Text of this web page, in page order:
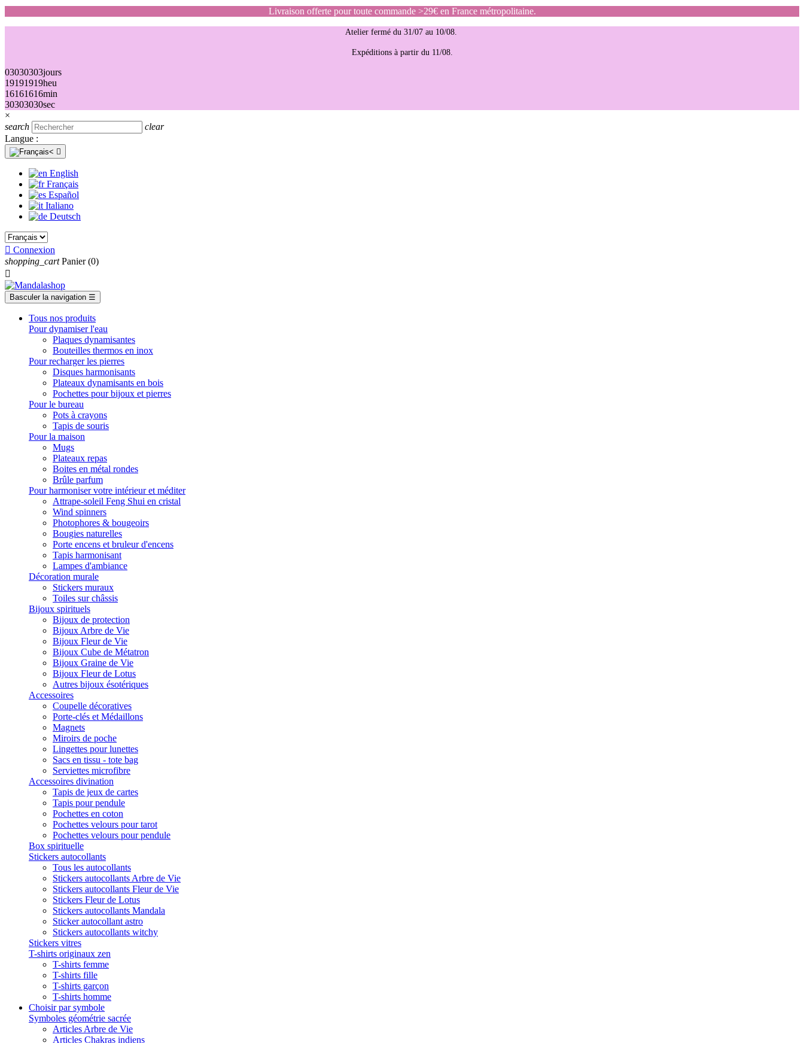
Livraison offerte pour toute commande >29€ en France métropolitaine.
Atelier fermé du 31/07 au 10/08.
Expéditions à partir du 11/08.
03030303jours
19191919heu
16161616min
30303030sec
×
search
clear
Langue :

English
Français
Español
Italiano
Deutsch
 Connexion
shopping_cart Panier (0)

Basculer la navigation ☰
Tous nos produits
Pour dynamiser l'eau
Plaques dynamisantes
Bouteilles thermos en inox
Pour recharger les pierres
Disques harmonisants
Plateaux dynamisants en bois
Pochettes pour bijoux et pierres
Pour le bureau
Pots à crayons
Tapis de souris
Pour la maison
Mugs
Plateaux repas
Boites en métal rondes
Brûle parfum
Pour harmoniser votre intérieur et méditer
Attrape-soleil Feng Shui en cristal
Wind spinners
Photophores & bougeoirs
Bougies naturelles
Porte encens et bruleur d'encens
Tapis harmonisant
Lampes d'ambiance
Décoration murale
Stickers muraux
Toiles sur châssis
Bijoux spirituels
Bijoux de protection
Bijoux Arbre de Vie
Bijoux Fleur de Vie
Bijoux Cube de Métatron
Bijoux Graine de Vie
Bijoux Fleur de Lotus
Autres bijoux ésotériques
Accessoires
Coupelle décoratives
Porte-clés et Médaillons
Magnets
Miroirs de poche
Lingettes pour lunettes
Sacs en tissu - tote bag
Serviettes microfibre
Accessoires divination
Tapis de jeux de cartes
Tapis pour pendule
Pochettes en coton
Pochettes velours pour tarot
Pochettes velours pour pendule
Box spirituelle
Stickers autocollants
Tous les autocollants
Stickers autocollants Arbre de Vie
Stickers autocollants Fleur de Vie
Stickers Fleur de Lotus
Stickers autocollants Mandala
Sticker autocollant astro
Stickers autocollants witchy
Stickers vitres
T-shirts originaux zen
T-shirts femme
T-shirts fille
T-shirts garçon
T-shirts homme
Choisir par symbole
Symboles géométrie sacrée
Articles Arbre de Vie
Articles Chakras indiens